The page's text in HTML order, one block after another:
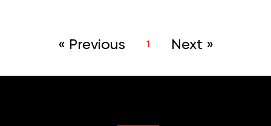
« Previous 1 Next »